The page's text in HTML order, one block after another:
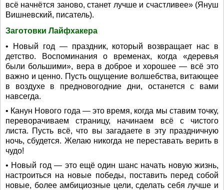
всё начнётся заново, станет лучше и счастливее» (Януш
Вишневский, писатель).
Заготовки Лайфхакера
• Новый год — праздник, который возвращает нас в
детство. Воспоминания о временах, когда «деревья
были большими», вера в доброе и хорошее — всё это
важно и ценно. Пусть ощущение волшебства, витающее
в воздухе в предновогодние дни, останется с вами
навсегда.
• Канун Нового года — это время, когда мы ставим точку,
переворачиваем страницу, начинаем всё с чистого
листа. Пусть всё, что вы загадаете в эту праздничную
ночь, сбудется. Желаю никогда не переставать верить в
чудо!
• Новый год — это ещё один шанс начать новую жизнь,
настроиться на новые победы, поставить перед собой
новые, более амбициозные цели, сделать себя лучше и